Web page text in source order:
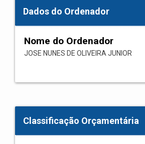
Dados do Ordenador
Nome do Ordenador
JOSE NUNES DE OLIVEIRA JUNIOR
Classificação Orçamentária